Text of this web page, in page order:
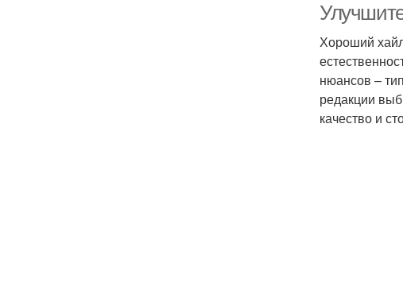
Хороший
нюансов –
редакции
качество и